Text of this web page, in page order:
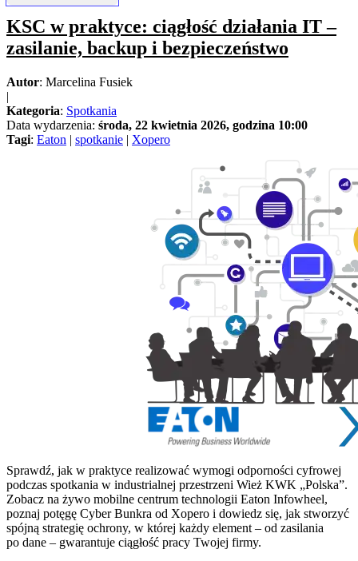
KSC w praktyce: ciągłość działania IT –
zasilanie, backup i bezpieczeństwo
Autor: Marcelina Fusiek
|
Kategoria: Spotkania
Data wydarzenia: środa, 22 kwietnia 2026, godzina 10:00
Tagi: Eaton | spotkanie | Xopero
Sprawdź, jak w praktyce realizować wymogi odporności cyfrowej
podczas spotkania w industrialnej przestrzeni Wież KWK „Polska”.
Zobacz na żywo mobilne centrum technologii Eaton Infowheel,
poznaj potęgę Cyber Bunkra od Xopero i dowiedz się, jak stworzyć
spójną strategię ochrony, w której każdy element – od zasilania
po dane – gwarantuje ciągłość pracy Twojej firmy.